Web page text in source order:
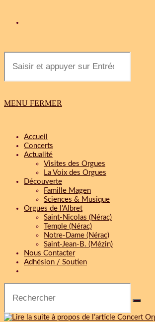
MENU FERMER
Accueil
Concerts
Actualité
Visites des Orgues
La Voix des Orgues
Découverte
Famille Magen
Sciences & Musique
Orgues de l’Albret
Saint-Nicolas (Nérac)
Temple (Nérac)
Notre-Dame (Nérac)
Saint-Jean-B. (Mézin)
Nous Contacter
Adhésion / Soutien